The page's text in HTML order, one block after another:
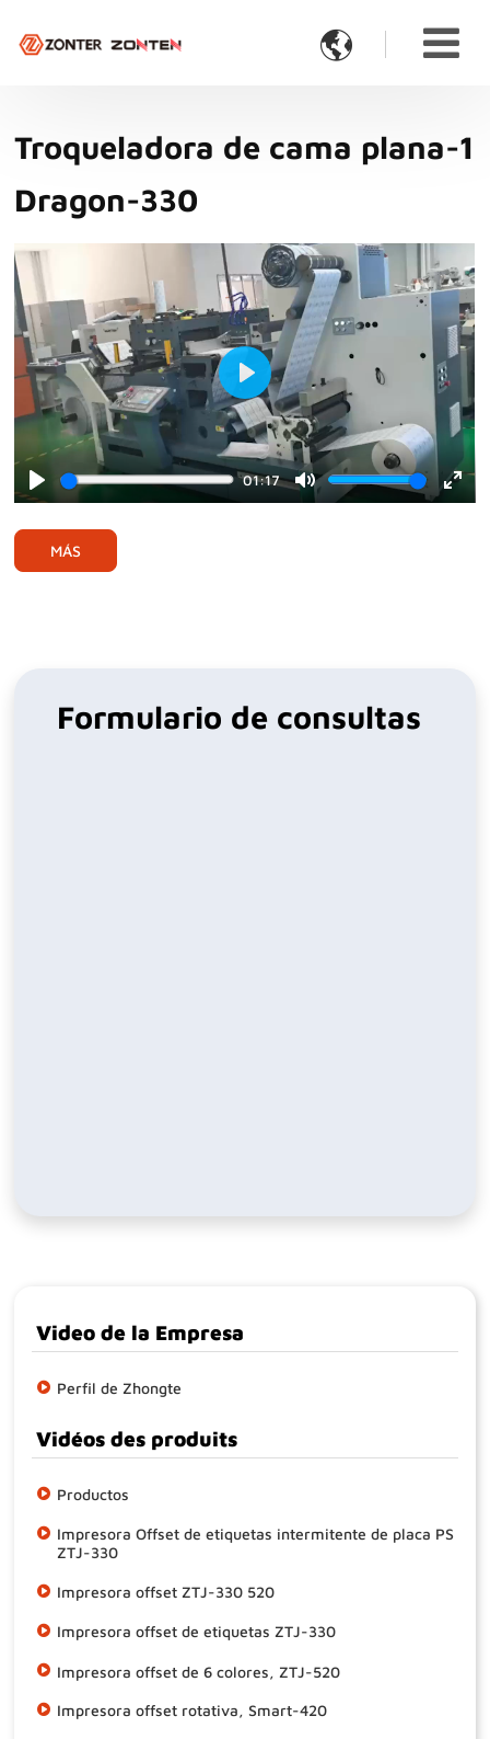

Troqueladora de cama plana-1
Dragon-330
Play
01:17
Mute
Play
MÁS
Formulario de consultas
Video de la Empresa
Perfil de Zhongte
Vidéos des produits
Productos
Impresora Offset de etiquetas intermitente de placa PS
ZTJ-330
Impresora offset ZTJ-330 520
Impresora offset de etiquetas ZTJ-330
Impresora offset de 6 colores, ZTJ-520
Impresora offset rotativa, Smart-420